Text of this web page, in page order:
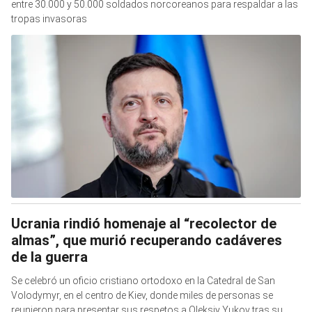
entre 30.000 y 50.000 soldados norcoreanos para respaldar a las
tropas invasoras
Ucrania rindió homenaje al “recolector de
almas”, que murió recuperando cadáveres
de la guerra
Se celebró un oficio cristiano ortodoxo en la Catedral de San
Volodymyr, en el centro de Kiev, donde miles de personas se